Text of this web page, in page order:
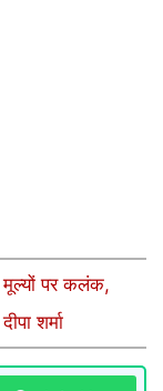
मूल्यों पर कलंक,
शर्मा